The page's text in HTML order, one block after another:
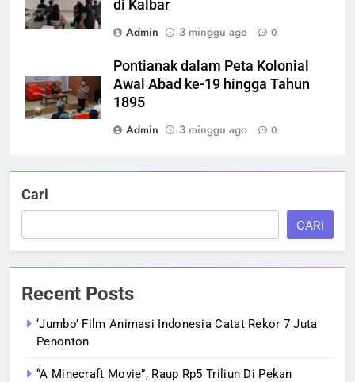
di Kalbar
Admin
3 minggu ago 0
Pontianak dalam Peta Kolonial
Awal Abad ke-19 hingga Tahun
1895
Admin
3 minggu ago 0
Cari
CARI
Recent Posts
‘Jumbo’ Film Animasi Indonesia Catat Rekor 7 Juta
Penonton
“A Minecraft Movie”, Raup Rp5 Triliun Di Pekan